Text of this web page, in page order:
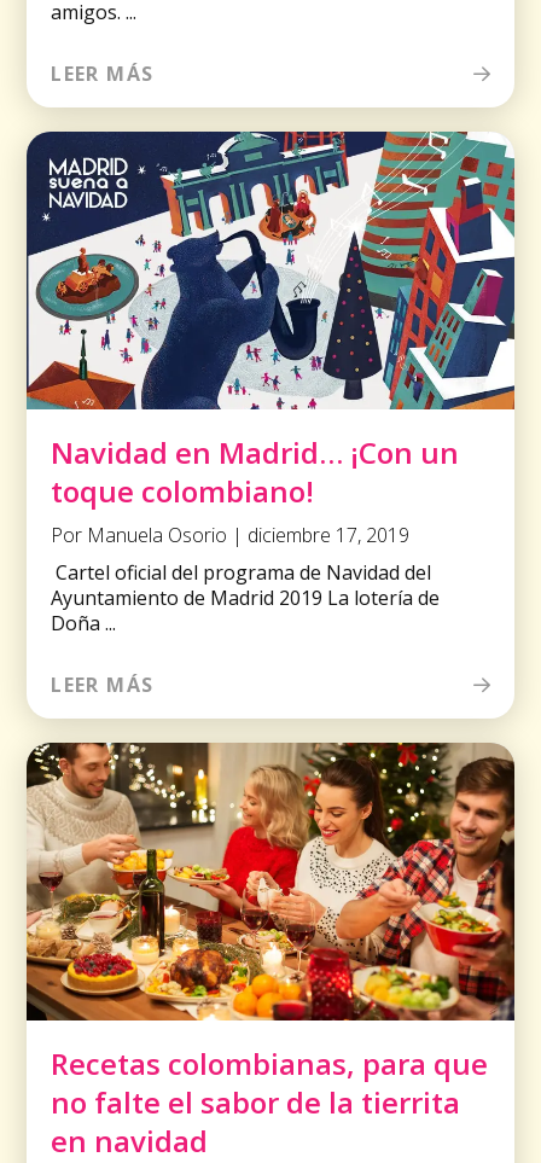
amigos. ...
LEER MÁS
Navidad en Madrid… ¡Con un
toque colombiano!
Por Manuela Osorio | diciembre 17, 2019
Cartel oficial del programa de Navidad del
Ayuntamiento de Madrid 2019 La lotería de
Doña ...
LEER MÁS
Recetas colombianas, para que
no falte el sabor de la tierrita
en navidad